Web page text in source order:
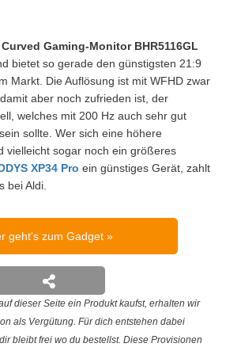
Gaming-Monitor BHR5116GL
bietet so gerade den günstigsten 21:9
Markt. Die Auflösung ist mit WFHD zwar
aber noch zufrieden ist, der
welches mit 200 Hz auch sehr gut
sollte. Wer sich eine höhere
vielleicht sogar noch ein größeres
XP34 Pro ein günstiges Gerät, zahlt
bei Aldi.
geht's zum Gadget
dieser Seite ein Produkt kaufst, erhalten wir
als Vergütung. Für dich entstehen dabei
bleibt frei wo du bestellst. Diese Provisionen